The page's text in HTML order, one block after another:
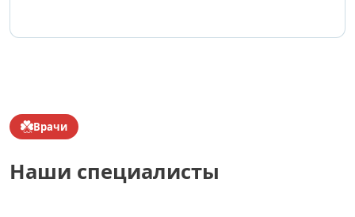
Врачи
Наши специалисты